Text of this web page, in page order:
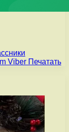
Viber Печатать